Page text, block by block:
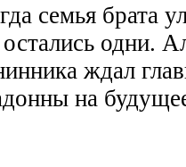
семья брата
одни.
ждал
на